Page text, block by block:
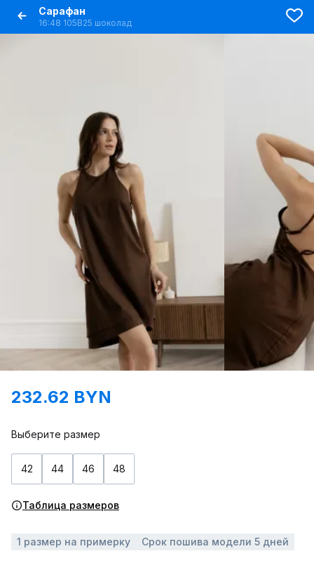
Сарафан
16:48 105B25 шоколад
232.62 BYN
Выберите размер
42 44 46 48
Таблица размеров
1 размер на примерку Срок пошива модели 5 дней